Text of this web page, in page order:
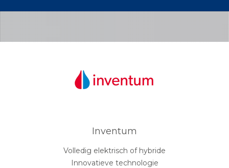
Inventum
Volledig elektrisch of hybride
Innovatieve technologie